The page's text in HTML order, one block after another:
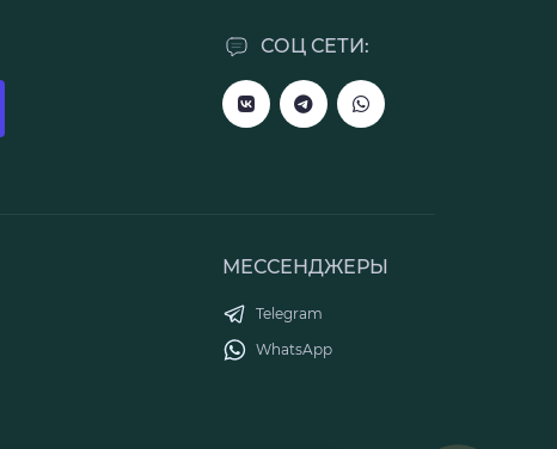
СОЦ СЕТИ:
МЕССЕНДЖЕРЫ
Telegram
WhatsApp